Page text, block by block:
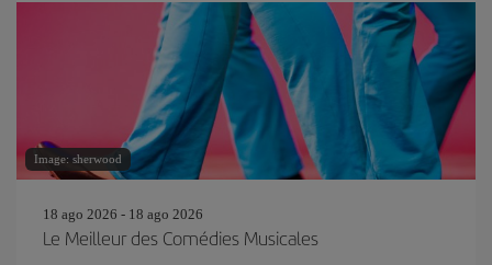
Image: sherwood
18 ago 2026 - 18 ago 2026
Le Meilleur des Comédies Musicales